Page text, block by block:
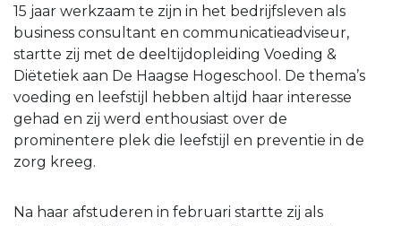
15 jaar werkzaam te zijn in het bedrijfsleven als
business consultant en communicatieadviseur,
startte zij met de deeltijdopleiding Voeding &
Diëtetiek aan De Haagse Hogeschool. De thema’s
voeding en leefstijl hebben altijd haar interesse
gehad en zij werd enthousiast over de
prominentere plek die leefstijl en preventie in de
zorg kreeg.
Na haar afstuderen in februari startte zij als